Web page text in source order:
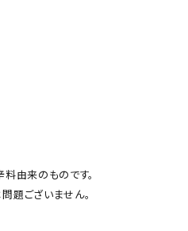
由来のものです。
題ございません。